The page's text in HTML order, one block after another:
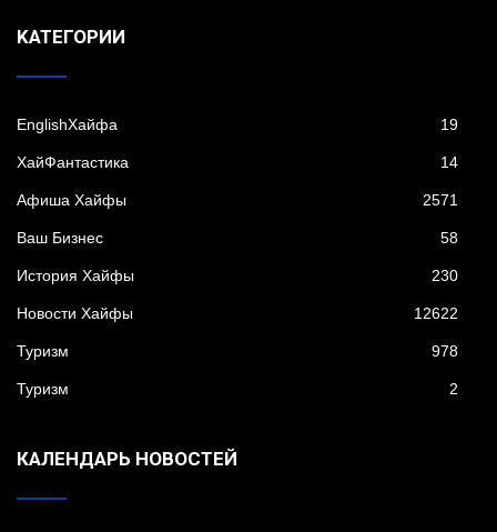
KАТЕГОРИИ
EnglishХайфа 19
XайФантастика 14
Афиша Хайфы 2571
Ваш Бизнес 58
История Хайфы 230
Новости Хайфы 12622
Туризм 978
Туризм 2
КАЛЕНДАРЬ НОВОСТЕЙ